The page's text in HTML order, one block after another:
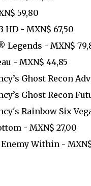
59,80
HD - MXN$ 67,50
Legends - MXN$
- MXN$ 44,85
Ghost Recon
Ghost Recon
Rainbow Six
- MXN$ 27,00
Within -